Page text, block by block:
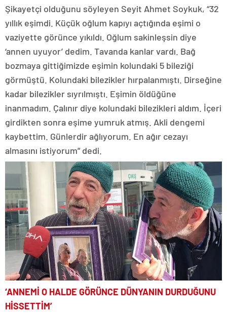
Şikayetçi olduğunu söyleyen Seyit Ahmet Soykuk, “32
yıllık eşimdi. Küçük oğlum kapıyı açtığında eşimi o
vaziyette görünce yıkıldı. Oğlum sakinleşsin diye
‘annen uyuyor’ dedim. Tavanda kanlar vardı. Bağ
bozmaya gittiğimizde eşimin kolundaki 5 bileziği
görmüştü. Kolundaki bilezikler hırpalanmıştı. Dirseğine
kadar bilezikler sıyrılmıştı. Eşimin öldüğüne
inanmadım. Çalınır diye kolundaki bilezikleri aldım. İçeri
girdikten sonra eşime yumruk atmış. Akli dengemi
kaybettim. Günlerdir ağlıyorum. En ağır cezayı
almasını istiyorum” dedi.
‘ANNEMİ O HALDE GÖRÜNCE DÜNYANIN DURDUĞUNU
HİSSETTİM’